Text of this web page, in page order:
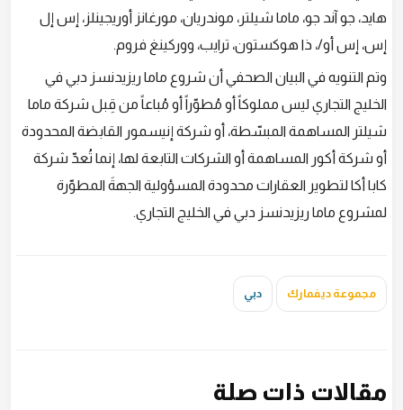
هايد، جو آند جو، ماما شيلتر، موندريان، مورغانز أوريجينلز، إس إل
إس، إس أو/، ذا هوكستون، ترايب، ووركينغ فروم.
وتم التنويه في البيان الصحفي أن شروع ماما ريزيدنسز دبي في
الخليج التجاري ليس مملوكاً أو مُطوّراً أو مُباعاً من قِبل شركة ماما
شيلتر المساهمة المبسّطة، أو شركة إنيسمور القابضة المحدودة
أو شركة أكور المساهمة أو الشركات التابعة لها، إنما تُعدّ شركة
كابا أكا لتطوير العقارات محدودة المسؤولية الجهةَ المطوّرة
لمشروع ماما ريزيدنسز دبي في الخليج التجاري.
مجموعة ديفمارك دبي
مقالات ذات صلة